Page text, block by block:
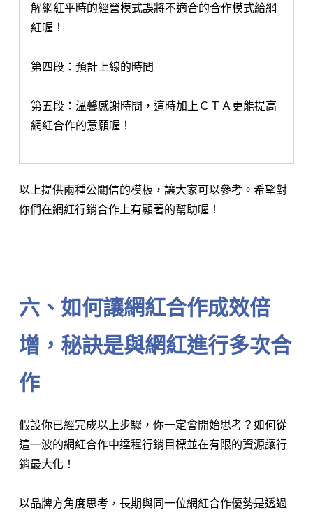
解網紅平時的經營模式誤將不適合的合作模式給網
紅喔！
第四段：預計上線的時間
第五段：溫馨感謝時間，這時加上ＣＴＡ更能提高
網紅合作的意願喔！
以上提供兩種公關信的模板，讓大家可以參考。希望對
你們在網紅行銷合作上有顯著的幫助喔！
六、如何讓網紅合作成效倍
增，秘訣是與網紅進行多次合
作
假設你已經完成以上步驟，你一定會開始思考？如何從
這一波的網紅合作中達程行銷目標並在有限的資源讓行
銷最大化！
以品牌方角度思考，長期與同一位網紅合作優勢是透過